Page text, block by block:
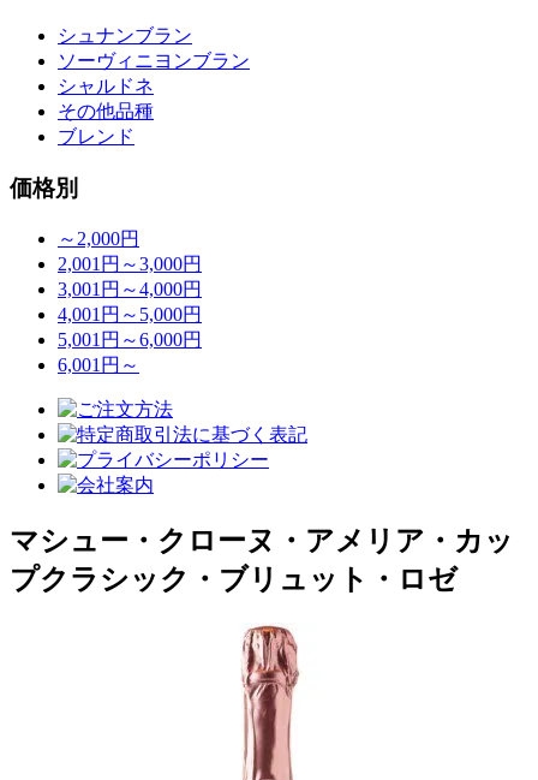
シュナンブラン
ソーヴィニヨンブラン
シャルドネ
その他品種
ブレンド
価格別
～2,000円
2,001円～3,000円
3,001円～4,000円
4,001円～5,000円
5,001円～6,000円
6,001円～
マシュー・クローヌ・アメリア・カッ
プクラシック・ブリュット・ロゼ